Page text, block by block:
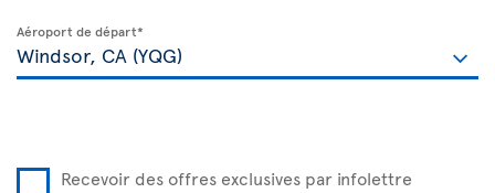
Aéroport de départ*
Recevoir des offres exclusives par infolettre